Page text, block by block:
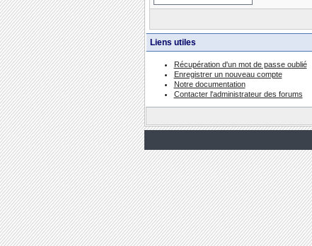
Liens utiles
Récupération d'un mot de passe oublié
Enregistrer un nouveau compte
Notre documentation
Contacter l'administrateur des forums